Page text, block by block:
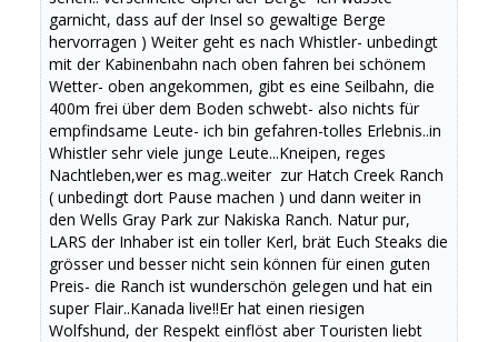
garnicht, dass auf der Insel so gewaltige Berge
hervorragen ) Weiter geht es nach Whistler- unbedingt
mit der Kabinenbahn nach oben fahren bei schönem
Wetter- oben angekommen, gibt es eine Seilbahn, die
400m frei über dem Boden schwebt- also nichts für
empfindsame Leute- ich bin gefahren-tolles Erlebnis..in
Whistler sehr viele junge Leute...Kneipen, reges
Nachtleben,wer es mag..weiter zur Hatch Creek Ranch
( unbedingt dort Pause machen ) und dann weiter in
den Wells Gray Park zur Nakiska Ranch. Natur pur,
LARS der Inhaber ist ein toller Kerl, brät Euch Steaks die
grösser und besser nicht sein können für einen guten
Preis- die Ranch ist wunderschön gelegen und hat ein
super Flair..Kanada live!!Er hat einen riesigen
Wolfshund, der Respekt einflöst aber Touristen liebt